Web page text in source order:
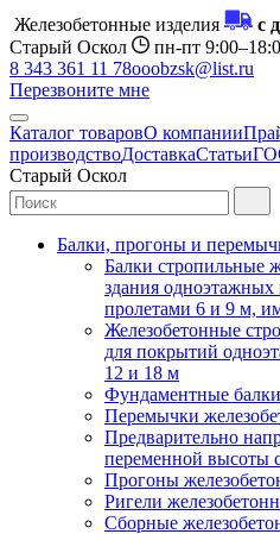
Железобетонные изделия
с
Старый Оскол
пн-пт
8 343 361 11 78ooobzsk@list.ru
Перезвоните мне
Каталог товаровО компании
производствоДоставкаСтатьи
Старый Оскол
Балки, прогоны и
Балки стропильные
здания одноэтажных
пролетами 6 и 9 м,
Железобетонные
для покрытий
12 и 18 м
Фундаментные
Перемычки
Предварительно
переменной высоты
Прогоны
Ригели
Сборные